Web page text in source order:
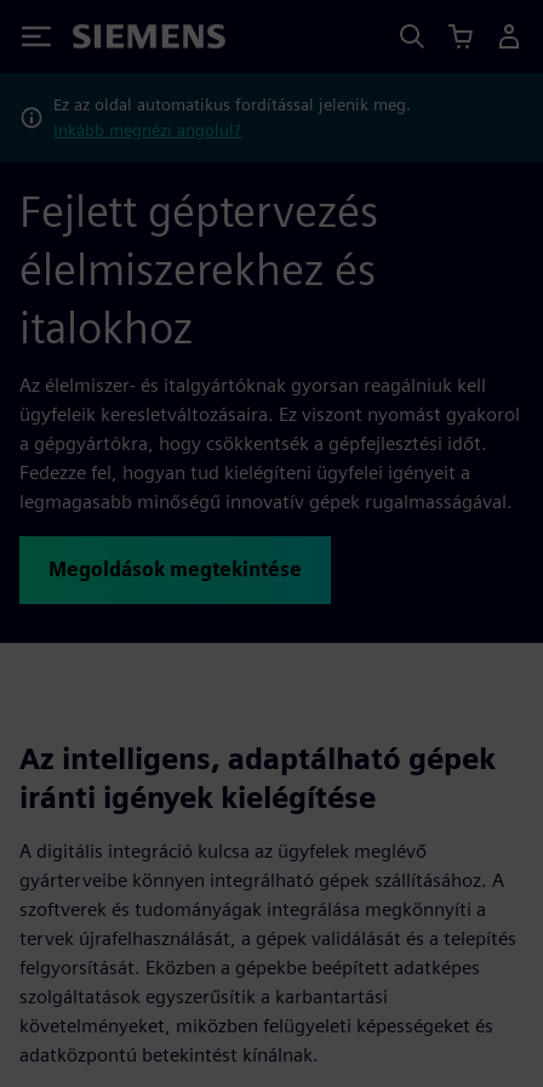
Siemens
Ez az oldal automatikus fordítással jelenik meg.
Inkább megnézi angolul?
Fejlett géptervezés
élelmiszerekhez és
italokhoz
Az élelmiszer- és italgyártóknak gyorsan reagálniuk kell
ügyfeleik keresletváltozásaira. Ez viszont nyomást gyakorol
a gépgyártókra, hogy csökkentsék a gépfejlesztési időt.
Fedezze fel, hogyan tud kielégíteni ügyfelei igényeit a
legmagasabb minőségű innovatív gépek rugalmasságával.
Megoldások megtekintése
Az intelligens, adaptálható gépek
iránti igények kielégítése
A digitális integráció kulcsa az ügyfelek meglévő
gyárterveibe könnyen integrálható gépek szállításához. A
szoftverek és tudományágak integrálása megkönnyíti a
tervek újrafelhasználását, a gépek validálását és a telepítés
felgyorsítását. Eközben a gépekbe beépített adatképes
szolgáltatások egyszerűsítik a karbantartási
követelményeket, miközben felügyeleti képességeket és
adatközpontú betekintést kínálnak.